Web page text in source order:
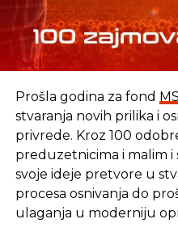
SLIČNE TEME:
SLEDEĆI
Likvidacija neće
BiH
NE PROPUSTITE
Prošla godina za fond
stvaranja novih prilika i
privrede. Kroz 100
preduzetnicima i malim
svoje ideje pretvore u
procesa osnivanja do
ulaganja u moderniju